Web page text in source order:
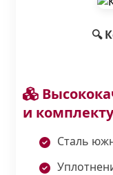
🔍
и
Сталь